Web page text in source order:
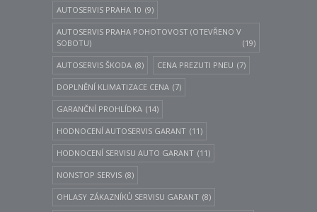
AUTOSERVIS PRAHA 10 (9)
AUTOSERVIS PRAHA POHOTOVOST (OTEVŘENO V
SOBOTU)
(19)
AUTOSERVIS ŠKODA (8) CENA PREZUTI PNEU (7)
DOPLNĚNÍ KLIMATIZACE CENA (7)
GARANČNÍ PROHLÍDKA (14)
HODNOCENÍ AUTOSERVIS GARANT (11)
HODNOCENÍ SERVISU AUTO GARANT (11)
NONSTOP SERVIS (8)
OHLASY ZÁKAZNÍKŮ SERVISU GARANT (8)